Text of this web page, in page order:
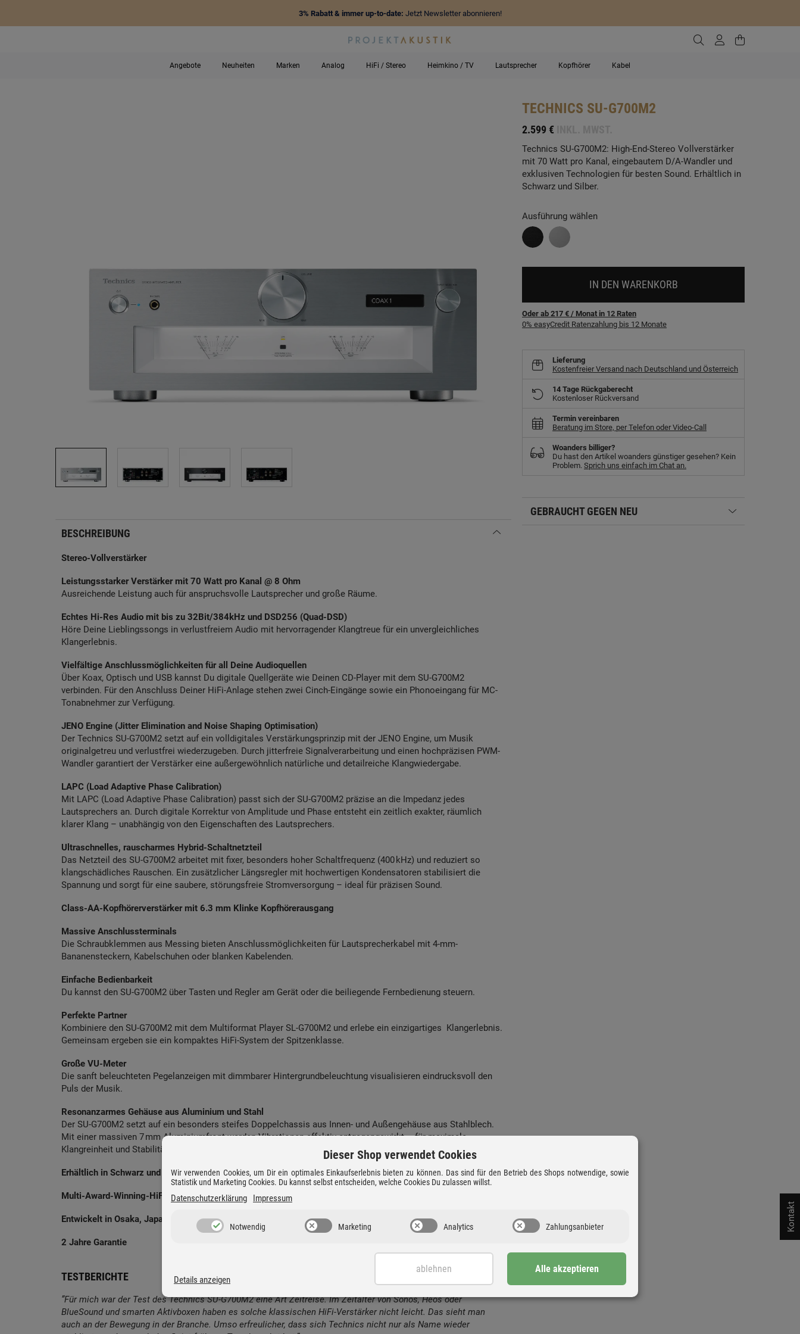
3% Rabatt & immer up-to-date: Jetzt Newsletter abonnieren!
Zur Suche gehen
ZumZum
Angebote Neuheiten Marken Analog HiFi / Stereo Heimkino / TV Lautsprecher Kopfhörer Kabel
BESCHREIBUNG
Stereo-Vollverstärker
Leistungsstarker Verstärker mit 70 Watt pro Kanal @ 8 Ohm
Ausreichende Leistung auch für anspruchsvolle Lautsprecher und große Räume.
Echtes Hi-Res Audio mit bis zu 32Bit/384kHz und DSD256 (Quad-DSD)
Höre Deine Lieblingssongs in verlustfreiem Audio mit hervorragender Klangtreue für ein unvergleichliches
Klangerlebnis.
Vielfältige Anschlussmöglichkeiten für all Deine Audioquellen
Über Koax, Optisch und USB kannst Du digitale Quellgeräte wie Deinen CD-Player mit dem SU-G700M2
verbinden. Für den Anschluss Deiner HiFi-Anlage stehen zwei Cinch-Eingänge sowie ein Phonoeingang für MC-
Tonabnehmer zur Verfügung.
JENO Engine (Jitter Elimination and Noise Shaping Optimisation)
Der Technics SU-G700M2 setzt auf ein volldigitales Verstärkungsprinzip mit der JENO Engine, um Musik
originalgetreu und verlustfrei wiederzugeben. Durch jitterfreie Signalverarbeitung und einen hochpräzisen PWM-
Wandler garantiert der Verstärker eine außergewöhnlich natürliche und detailreiche Klangwiedergabe.
LAPC (Load Adaptive Phase Calibration)
Mit LAPC (Load Adaptive Phase Calibration) passt sich der SU-G700M2 präzise an die Impedanz jedes
Lautsprechers an. Durch digitale Korrektur von Amplitude und Phase entsteht ein zeitlich exakter, räumlich
klarer Klang – unabhängig von den Eigenschaften des Lautsprechers.
Ultraschnelles, rauscharmes Hybrid-Schaltnetzteil
Das Netzteil des SU-G700M2 arbeitet mit fixer, besonders hoher Schaltfrequenz (400 kHz) und reduziert so
klangschädliches Rauschen. Ein zusätzlicher Längsregler mit hochwertigen Kondensatoren stabilisiert die
Spannung und sorgt für eine saubere, störungsfreie Stromversorgung – ideal für präzisen Sound.
Class-AA-Kopfhörerverstärker mit 6.3 mm Klinke Kopfhörerausgang
Massive Anschlussterminals
Die Schraubklemmen aus Messing bieten Anschlussmöglichkeiten für Lautsprecherkabel mit 4-mm-
Bananensteckern, Kabelschuhen oder blanken Kabelenden.
Einfache Bedienbarkeit
Du kannst den SU-G700M2 über Tasten und Regler am Gerät oder die beiliegende Fernbedienung steuern.
Perfekte Partner
Kombiniere den SU-G700M2 mit dem Multiformat Player SL-G700M2 und erlebe ein einzigartiges Klangerlebnis.
Gemeinsam ergeben sie ein kompaktes HiFi-System der Spitzenklasse.
Große VU-Meter
Die sanft beleuchteten Pegelanzeigen mit dimmbarer Hintergrundbeleuchtung visualisieren eindrucksvoll den
Puls der Musik.
Resonanzarmes Gehäuse aus Aluminium und Stahl
Der SU-G700M2 setzt auf ein besonders steifes Doppelchassis aus Innen- und Außengehäuse aus Stahlblech.
Mit einer massiven 7 mm Aluminiumfront werden Vibrationen effektiv entgegengewirkt – für maximale
Klangreinheit und Stabilität.
Erhältlich in Schwarz und Silber
Multi-Award-Winning-HiFi seit 1965
Entwickelt in Osaka, Japan
2 Jahre Garantie
TESTBERICHTE
”Für mich war der Test des Technics SU-G700M2 eine Art Zeitreise. Im Zeitalter von Sonos, Heos oder
BlueSound und smarten Aktivboxen haben es solche klassischen HiFi-Verstärker nicht leicht. Das sieht man
auch an der Bewegung in der Branche. Umso erfreulicher, dass sich Technics nicht nur als Name wieder
TECHNICS SU-G700M2
2.599 €
Technics SU-G700M2: High-End-Stereo Vollverstärker
mit 70 Watt pro Kanal, eingebautem D/A-Wandler und
exklusiven Technologien für besten Sound. Erhältlich in
Schwarz und Silber.
Ausführung wählen
IN DEN WARENKORB
Oder ab 217 € / Monat in 12 Raten
0% easyCredit Ratenzahlung bis 12 Monate
Lieferung
Kostenfreier Versand nach Deutschland und Österreich
14 Tage Rückgaberecht
Kostenloser Rückversand
Termin vereinbaren
Beratung im Store, per Telefon oder Video-Call
Woanders billiger?
Du hast den Artikel woanders günstiger gesehen? Kein
Problem. Sprich uns einfach im Chat an.
GEBRAUCHT GEGEN NEU
Kontakt
Dieser Shop verwendet Cookies
Wir verwenden Cookies, um Dir ein optimales Einkaufserlebnis bieten zu können. Das sind für den Betrieb des Shops notwendige, sowie
Statistik und Marketing Cookies. Du kannst selbst entscheiden, welche Cookies Du zulassen willst.
Datenschutzerklärung Impressum
Notwendig Marketing Analytics Zahlungsanbieter
Details anzeigen
ablehnen Alle akzeptieren